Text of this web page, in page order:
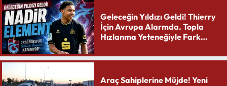
Geleceğin Yıldızı Geldi! Thierry
İçin Avrupa Alarmda. Topla
Hızlanma Yeteneğiyle Fark
Araç Sahiplerine Müjde! Yeni